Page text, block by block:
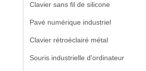
Clavier sans fil de silicone
Pavé numérique industriel
Clavier rétroéclairé métal
Souris industrielle d'ordinateur